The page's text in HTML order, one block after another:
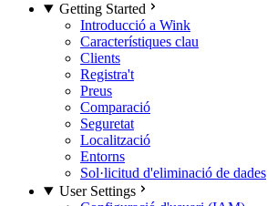
Getting Started
Introducció a Wink
Característiques clau
Clients
Registra't
Preus
Comparació
Seguretat
Localització
Entorns
Sol·licitud d'eliminació de dades
User Settings